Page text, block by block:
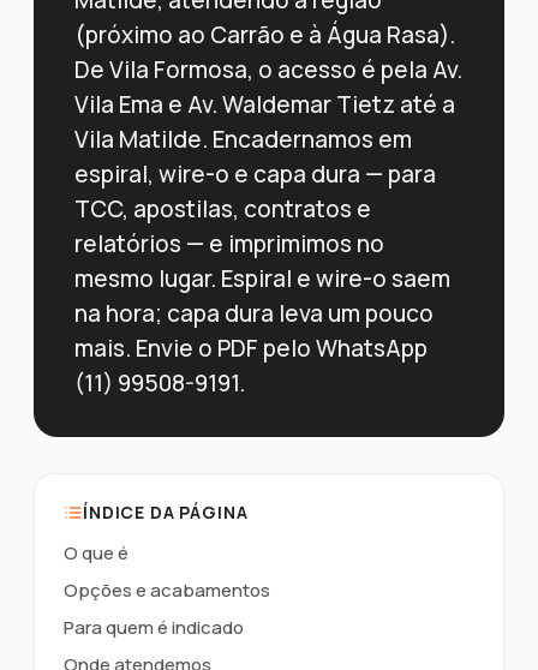
(próximo ao Carrão e à Água Rasa).
De Vila Formosa, o acesso é pela Av.
Vila Ema e Av. Waldemar Tietz até a
Vila Matilde. Encadernamos em
espiral, wire-o e capa dura — para
TCC, apostilas, contratos e
relatórios — e imprimimos no
mesmo lugar. Espiral e wire-o saem
na hora; capa dura leva um pouco
mais. Envie o PDF pelo WhatsApp
(11) 99508-9191.
ÍNDICE DA PÁGINA
O que é
Opções e acabamentos
Para quem é indicado
Onde atendemos